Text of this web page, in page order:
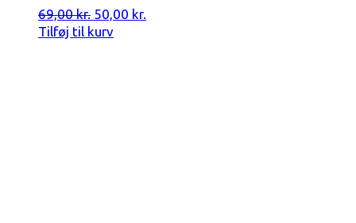
69,00kr. Den
oprindelige
50,00 kr.
Tilføj til kurv